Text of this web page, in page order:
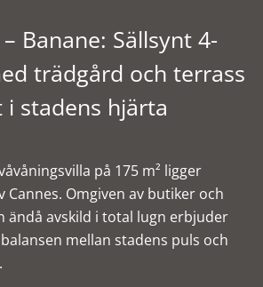
– Banane: Sällsynt 4-
trädgård och terrass
i stadens hjärta
på 175 m² ligger
Cannes. Omgiven av butiker och
ändå avskild i total lugn erbjuder
mellan stadens puls och